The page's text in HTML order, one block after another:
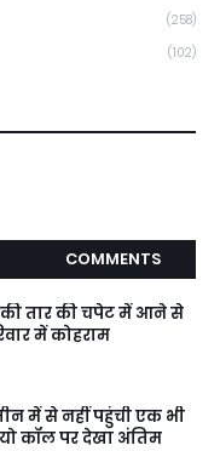
(258)
(102)
COMMENTS
तार की चपेट में आने से
में कोहराम
में से नहीं पहुंची एक भी
कॉल पर देखा अंतिम